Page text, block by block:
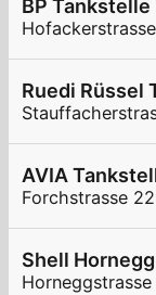
BP
AVIA
Forchstrasse
Shell Hornegg